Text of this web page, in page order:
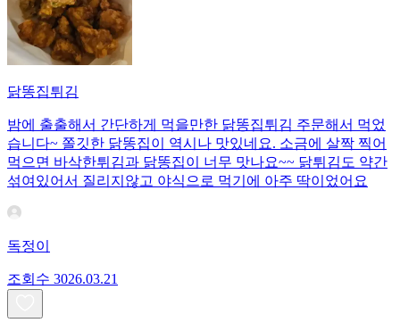
닭똥집튀김
밤에 출출해서 간단하게 먹을만한 닭똥집튀김 주문해서 먹었
습니다~ 쫄깃한 닭똥집이 역시나 맛있네요. 소금에 살짝 찍어
먹으면 바삭한튀김과 닭똥집이 너무 맛나요~~ 닭튀김도 약간
섞여있어서 질리지않고 야식으로 먹기에 아주 딱이었어요
독정이
조회수 3026.03.21